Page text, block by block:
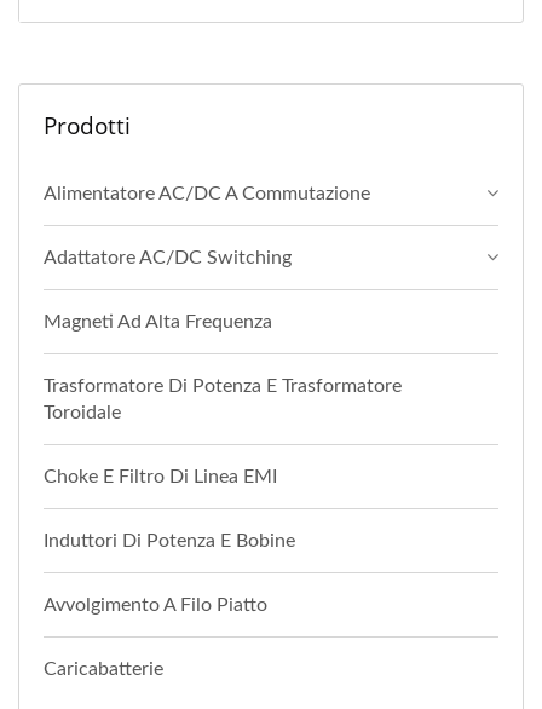
Prodotti
Alimentatore AC/DC A Commutazione
Adattatore AC/DC Switching
Magneti Ad Alta Frequenza
Trasformatore Di Potenza E Trasformatore
Toroidale
Choke E Filtro Di Linea EMI
Induttori Di Potenza E Bobine
Avvolgimento A Filo Piatto
Caricabatterie